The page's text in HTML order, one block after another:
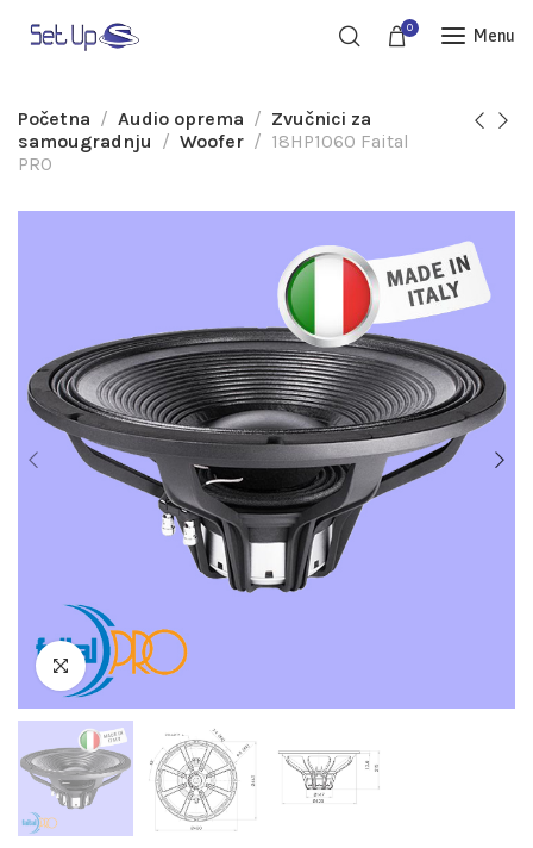
0 Menu
Početna Audio oprema
Zvučnici za
samougradnju
Woofer
18HP1060 Faital
PRO